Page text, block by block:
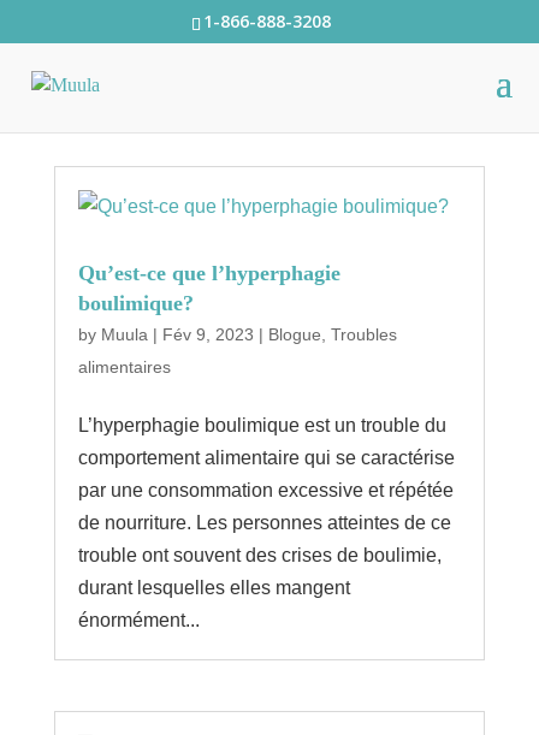
1-866-888-3208
Qu’est-ce que l’hyperphagie
boulimique?
by Muula | Fév 9, 2023 | Blogue Troubles
alimentaires
L’hyperphagie boulimique est un trouble du
comportement alimentaire qui se caractérise
par une consommation excessive et répétée
de nourriture. Les personnes atteintes de ce
trouble ont souvent des crises de boulimie,
durant lesquelles elles mangent
énormément...